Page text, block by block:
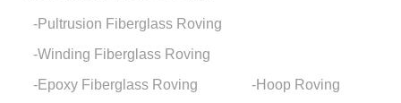
Pultrusion Fiberglass Roving
Winding Fiberglass Roving
Epoxy Fiberglass Roving
Hoop Roving